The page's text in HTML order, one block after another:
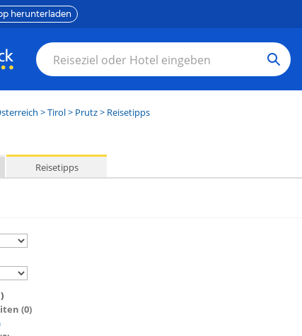
herunterladen
>Tirol> Prutz> Reisetipps
Reisetipps
(0)